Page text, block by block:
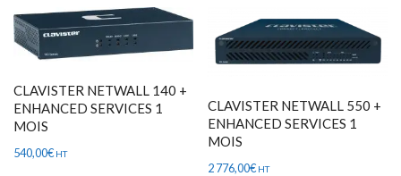
CLAVISTER NETWALL 140 +
ENHANCED SERVICES 1
MOIS
540,00€ HT
CLAVISTER NETWALL 550 +
ENHANCED SERVICES 1
MOIS
2 776,00€ HT